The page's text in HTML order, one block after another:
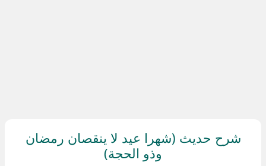
شرح حديث (شهرا عيد لا ينقصان رمضان
وذو الحجة)